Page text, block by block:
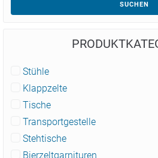
SUCHEN
Stühle
Klappzelte
Tische
Transportgestelle
Stehtische
Bierzeltgarnituren